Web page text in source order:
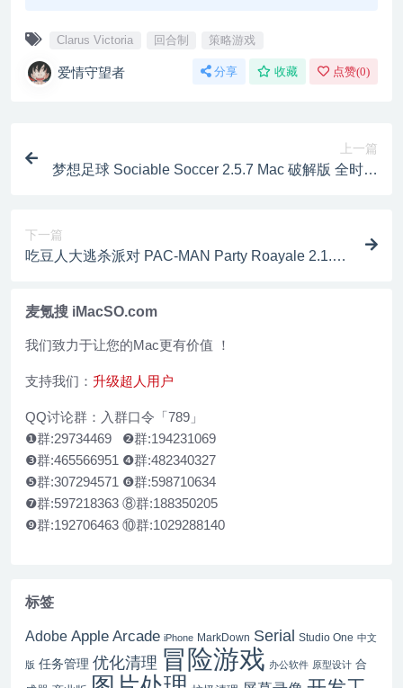
Clarus Victoria 回合制 策略游戏
爱情守望者 分享 收藏 点赞(0)
上一篇
梦想足球 Sociable Soccer 2.5.7 Mac 破解版 全时操
下一篇
吃豆人大逃杀派对 PAC-MAN Party Roayale 2.1.14
麦氪搜 iMacSO.com
我们致力于让您的Mac更有价值 ！
支持我们： 升级超人用户
QQ讨论群：入群口令「789」
❶群:29734469 ❷群:194231069
❸群:465566951 ❹群:482340327
❺群:307294571 ❻群:598710634
❼群:597218363 ⑧群:188350205
❾群:192706463 ⑩群:1029288140
标签
Adobe Apple Arcade iPhone MarkDown Serial Studio One 中文
版 任务管理 优化清理 冒险游戏 办公软件 原型设计 合